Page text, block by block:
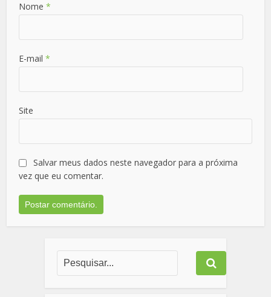
Nome*
E-mail*
Site
Salvar meus dados neste navegador para a próxima
vez que eu comentar.